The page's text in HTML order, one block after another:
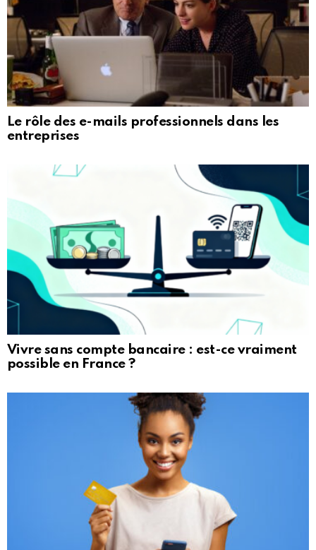
Le rôle des e-mails professionnels dans les
entreprises
Vivre sans compte bancaire : est-ce vraiment
possible en France ?